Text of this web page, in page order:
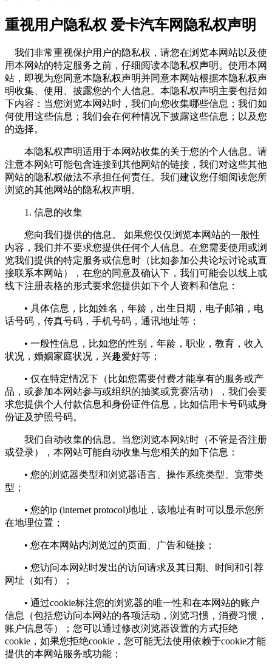
重视用户隐私权 爱卡汽车网隐私权声明
我们非常重视保护用户的隐私权，请您在浏览本网站以及使
用本网站的特定服务之前，仔细阅读本隐私权声明。使用本网
站，即视为您同意本隐私权声明并同意本网站根据本隐私权声
明收集、使用、披露您的个人信息。本隐私权声明主要包括如
下内容：当您浏览本网站时，我们向您收集哪些信息；我们如
何使用这些信息；我们会在何种情况下披露这些信息；以及您
的选择。
本隐私权声明适用于本网站收集的关于您的个人信息。请
注意本网站可能包含连接到其他网站的链接，我们对这些其他
网站的隐私权做法不承担任何责任。我们建议您仔细阅读您所
浏览的其他网站的隐私权声明。
1. 信息的收集
您向我们提供的信息。 如果您仅仅浏览本网站的一般性
内容，我们并不要求您提供任何个人信息。在您需要使用或浏
览我们提供的特定服务或信息时（比如参加公共论坛讨论或直
接联系本网站），在您的同意及确认下，我们可能会以线上或
线下注册表格的形式要求您提供如下个人资料和信息：
• 具体信息，比如姓名，年龄，出生日期，电子邮箱，电
话号码，传真号码，手机号码，通讯地址等；
• 一般性信息，比如您的性别，年龄，职业，教育，收入
状况，婚姻家庭状况，兴趣爱好等；
• 仅在特定情况下（比如您需要付费才能享有的服务或产
品，或参加本网站参与或组织的抽奖或竞赛活动），我们会要
求您提供个人付款信息和身份证件信息，比如信用卡号码或身
份证及护照号码。
我们自动收集的信息。当您浏览本网站时（不管是否注册
或登录），本网站可能自动收集与您相关的如下信息：
• 您的浏览器类型和浏览器语言、操作系统类型、宽带类
型；
• 您的ip (internet protocol)地址，该地址有时可以显示您所
在地理位置；
• 您在本网站内浏览过的页面、广告和链接；
• 您访问本网站时发出的访问请求及其日期、时间和引荐
网址（如有）；
• 通过cookie标注您的浏览器的唯一性和在本网站的账户
信息（包括您访问本网站的各项活动，浏览习惯，消费习惯，
账户信息等）；您可以通过修改浏览器设置的方式拒绝
cookie，如果您拒绝cookie，您可能无法使用依赖于cookie才能
提供的本网站服务或功能；